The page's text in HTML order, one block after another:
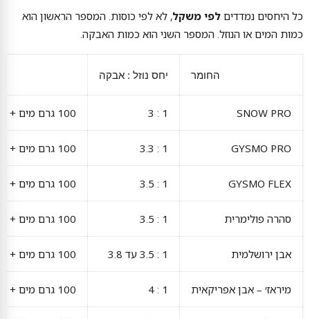
כל היחסים נמדדים לפי משקל, לא לפי כוסות. המספר הראשון הוא
כמות המים או הנוזל. המספר השני הוא כמות האבקה.
החומר יחס נוזל : אבקה
SNOW PRO
1 : 3 100 גרם מים + 300 גרם אבקה
GYSMO PRO
1 : 3.3 100 גרם מים + 330 גרם אבקה
GYSMO FLEX
1 : 3.5 100 גרם מים + 350 גרם אבקה
סהרה פולימרית 1 : 3.5 100 גרם מים + 350 גרם אבקה
אבן ירושלמית 1 : 3.5 עד 3.8 100 גרם מים + 350–380 גרם אבקה
מיראז׳ – אבן אפריקאית 1 : 4 100 גרם מים + 400 גרם אבקה